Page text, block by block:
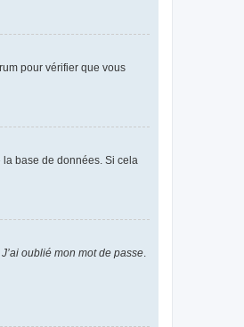
pour vérifier que vous
la base de données. Si cela
J’ai oublié mon mot de passe.